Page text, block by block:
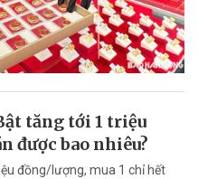
tăng tới 1 triệu
được bao nhiêu?
đồng/lượng, mua 1 chỉ hết